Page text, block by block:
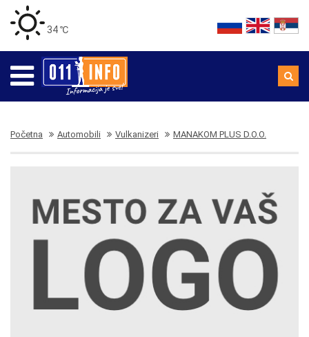
34 ℃
Početna Automobili Vulkanizeri MANAKOM PLUS D.O.O.